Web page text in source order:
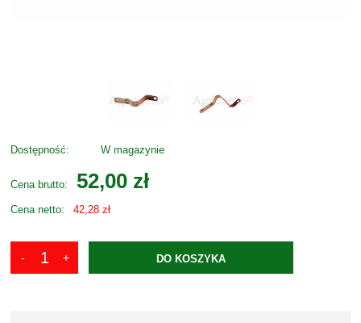
Dostępność: W magazynie
Cena brutto: 52,00 zł
Cena netto: 42,28 zł
DO KOSZYKA